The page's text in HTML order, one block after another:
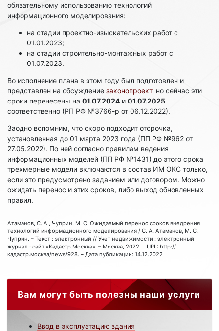
обязательному использованию технологий
информационного моделирования:
на стадии проектно-изыскательских работ с
01.01.2023;
на стадии строительно-монтажных работ с
01.07.2023.
Во исполнение плана в этом году был подготовлен и
представлен на обсуждение законопроект, но сейчас эти
сроки перенесены на 01.07.2024 и 01.07.2025
соответственно (РП РФ №3766-р от 06.12.2022).
Заодно вспомним, что скоро подходит отсрочка,
установленная до 01 марта 2023 года (ПП РФ №962 от
27.05.2022). По ней согласно правилам ведения
информационных моделей (ПП РФ №1431) до этого срока
трехмерные модели включаются в состав ИМ ОКС только,
если это предусмотрено заданием или договором. Можно
ожидать перенос и этих сроков, либо выход обновленных
правил.
Атаманов, С. А., Чуприн, М. С. Ожидаемый перенос сроков внедрения
технологий информационного моделирования / С. А. Атаманов, М. С.
Чуприн. – Текст : электронный // Учет недвижимости : электронный
журнал : сайт «Кадастр.Москва». – Москва, 2022. – URL: http://
кадастр.москва/news/928. – Дата публикации: 14.12.2022
Вам могут быть полезны наши услуги
Ввод в эксплуатацию здания